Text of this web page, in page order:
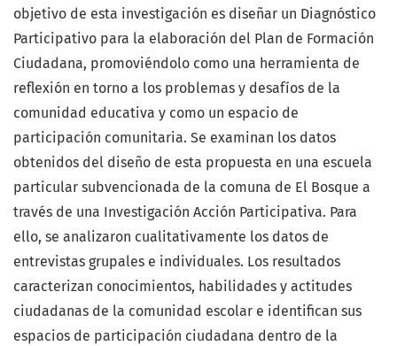
objetivo de esta investigación es diseñar un Diagnóstico
Participativo para la elaboración del Plan de Formación
Ciudadana, promoviéndolo como una herramienta de
reflexión en torno a los problemas y desafíos de la
comunidad educativa y como un espacio de
participación comunitaria. Se examinan los datos
obtenidos del diseño de esta propuesta en una escuela
particular subvencionada de la comuna de El Bosque a
través de una Investigación Acción Participativa. Para
ello, se analizaron cualitativamente los datos de
entrevistas grupales e individuales. Los resultados
caracterizan conocimientos, habilidades y actitudes
ciudadanas de la comunidad escolar e identifican sus
espacios de participación ciudadana dentro de la